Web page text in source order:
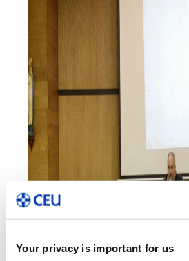
Your privacy is important for us